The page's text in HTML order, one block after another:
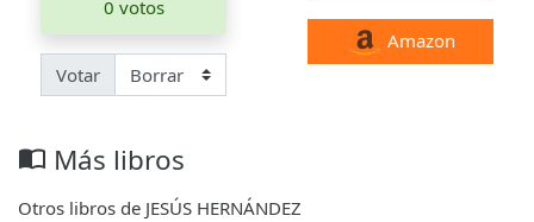
0 votos
Votar
Amazon
import_contacts Más libros
Otros libros de JESÚS HERNÁNDEZ